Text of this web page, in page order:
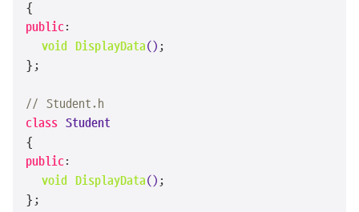
public :
void
DisplayData() ;
};
// Student.h
class Student
public :
void
DisplayData() ;
};